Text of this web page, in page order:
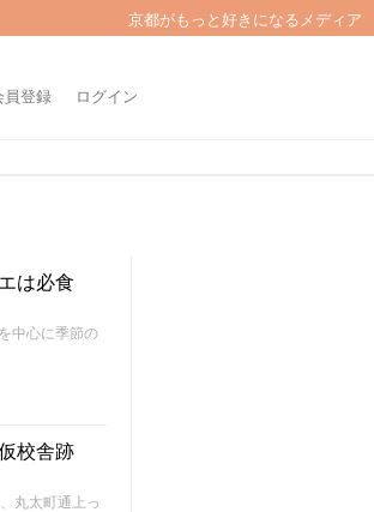
京都がもっと好きになるメディア
員登録 ログイン
は必食
中心に季節の
校舎跡
丸太町通上っ